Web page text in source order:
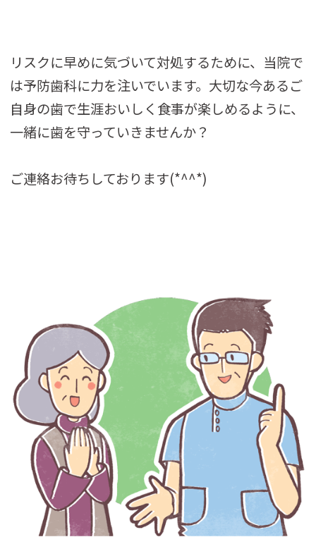
リスクに早めに気づいて対処するために、当院で
は予防歯科に力を注いでいます。大切な今あるご
自身の歯で生涯おいしく食事が楽しめるように、
一緒に歯を守っていきませんか？
ご連絡お待ちしております(*^^*)